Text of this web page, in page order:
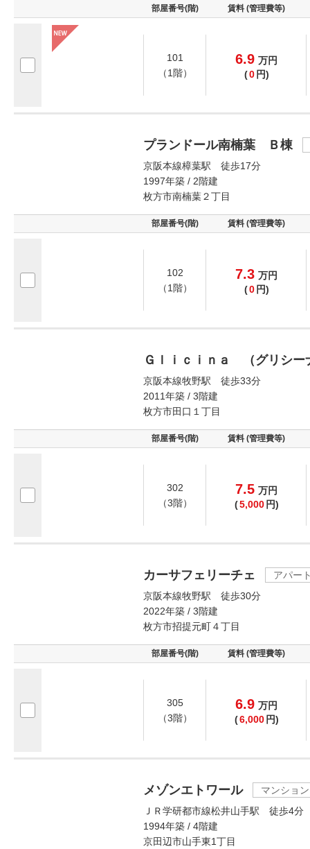
部屋番号(階) 賃料 (管理費等)
101
（1階）
6.9 万円
(0 円)
プランドール南楠葉 Ｂ棟
京阪本線樟葉駅 徒歩17分
1997年築 / 2階建
枚方市南楠葉２丁目
部屋番号(階) 賃料 (管理費等)
102
（1階）
7.3 万円
(0 円)
Ｇｌｉｃｉｎａ （グリシー
京阪本線牧野駅 徒歩33分
2011年築 / 3階建
枚方市田口１丁目
部屋番号(階) 賃料 (管理費等)
302
（3階）
7.5 万円
(5,000 円)
カーサフェリーチェ
アパー
京阪本線牧野駅 徒歩30分
2022年築 / 3階建
枚方市招提元町４丁目
部屋番号(階) 賃料 (管理費等)
305
（3階）
6.9 万円
(6,000 円)
メゾンエトワール
マンション
ＪＲ学研都市線松井山手駅 徒歩4分
1994年築 / 4階建
京田辺市山手東1丁目